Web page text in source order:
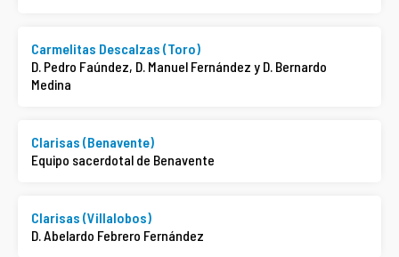
Carmelitas Descalzas (Toro)
D. Pedro Faúndez, D. Manuel Fernández y D. Bernardo
Medina
Clarisas (Benavente)
Equipo sacerdotal de Benavente
Clarisas (Villalobos)
D. Abelardo Febrero Fernández